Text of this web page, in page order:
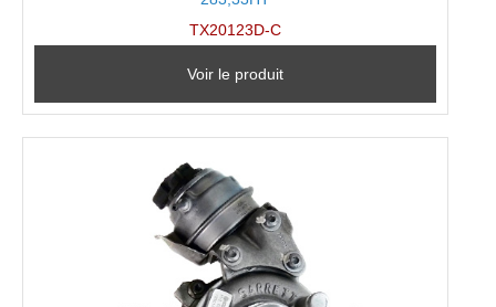
TX20123D-C
Voir le produit